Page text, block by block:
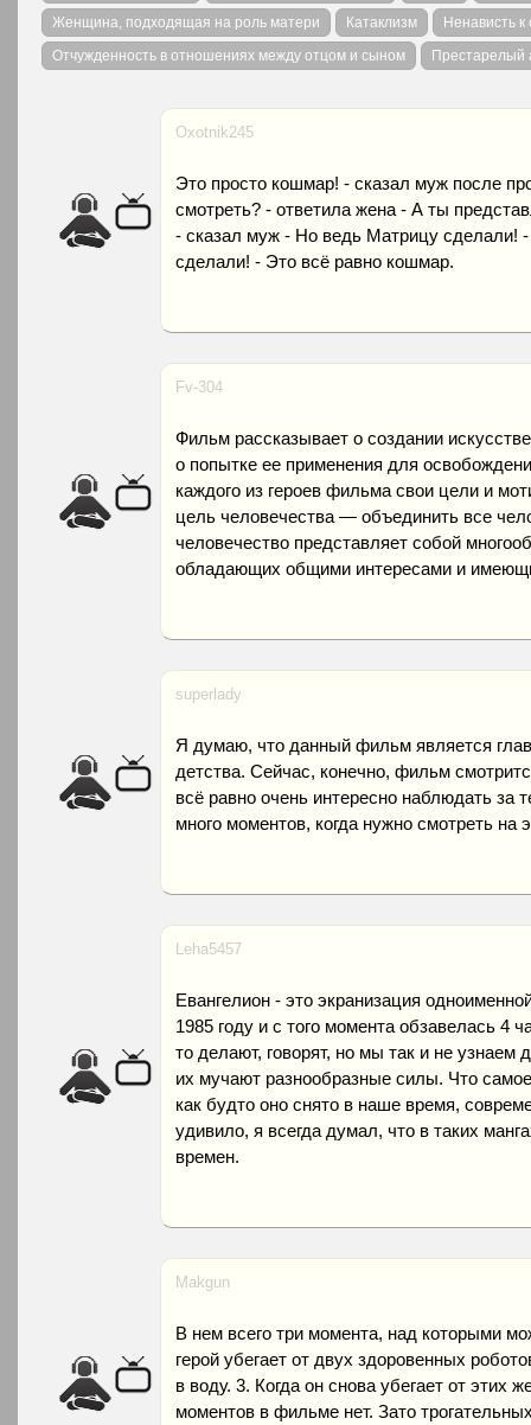
Женщина, подходящая на роль матери
Катаклизм
Ненависть к
Отчужденность в отношениях между отцом и сыном
Престарелый
Oxotnik245
Это просто кошмар! - сказал муж после
смотреть? - ответила жена - А ты
- сказал муж - Но ведь Матрицу сделали!
сделали! - Это всё равно кошмар.
Fv-304
Фильм рассказывает о создании
о попытке ее применения для
каждого из героев фильма свои цели и
цель человечества — объединить все
человечество представляет собой
обладающих общими интересами и
superlady
Я думаю, что данный фильм является
детства. Сейчас, конечно, фильм
всё равно очень интересно наблюдать за
много моментов, когда нужно смотреть на
Leha5457
Евангелион - это экранизация
1985 году и с того момента обзавелась 4
то делают, говорят, но мы так и не узнаем
их мучают разнообразные силы. Что
как будто оно снято в наше время,
удивило, я всегда думал, что в таких
времен.
Makgun
В нем всего три момента, над которыми
герой убегает от двух здоровенных
в воду. 3. Когда он снова убегает от
моментов в фильме нет. Зато